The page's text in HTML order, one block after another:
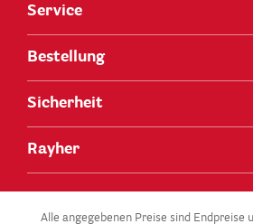
Service
Bestellung
Sicherheit
Rayher
Alle angegebenen Preise sind Endpreise